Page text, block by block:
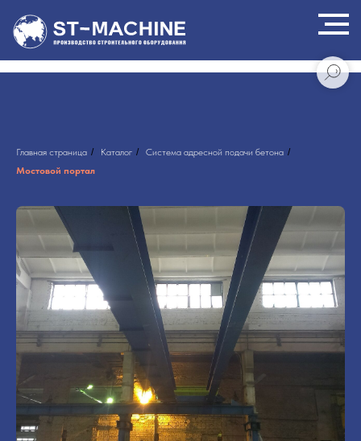
Главная страница / Каталог / Система адресной подачи бетона /
Мостовой портал